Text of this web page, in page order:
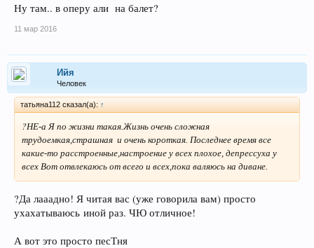
Ну там.. в оперу али на балет?
11 мар 2016
Ийя
Человек
татьяна112 сказал(а): ↑
?НЕ-а Я по жизни такая.Жизнь очень сложная
трудоемкая,страшная и очень короткая. Последнее время все
какие-то расстроенные,настроение у всех плохое, депрессуха у
всех Вот отвлекаюсь от всего и всех,пока валяюсь на диване.
?Да лааадно! Я читая вас (уже говорила вам) просто
ухахатываюсь иной раз. ЧЮ отличное!
А вот это просто песТня